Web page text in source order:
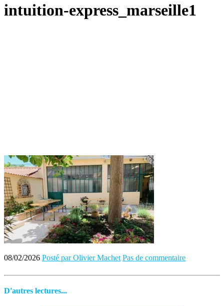
intuition-express_marseille1
08/02/2026 Posté par Olivier Machet Pas de commentaire
D'autres lectures...